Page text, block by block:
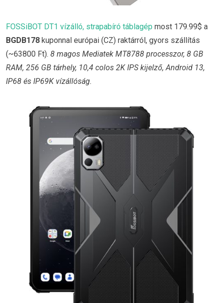
FOSSiBOT DT1 vízálló, strapabíró táblagép most 179.99$ a
BGDB178 kuponnal európai (CZ) raktárról, gyors szállítás
(~63800 Ft). 8 magos Mediatek MT8788 processzor, 8 GB
RAM, 256 GB tárhely, 10,4 colos 2K IPS kijelző, Android 13,
IP68 és IP69K vízállóság.